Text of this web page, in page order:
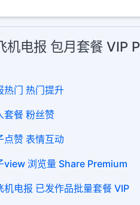
机电报 包月套餐 VIP
热门 热门提升
套餐 粉丝赞
点赞 表情互动
view 浏览量 Share Premium
电报 已发作品批量套餐 VIP